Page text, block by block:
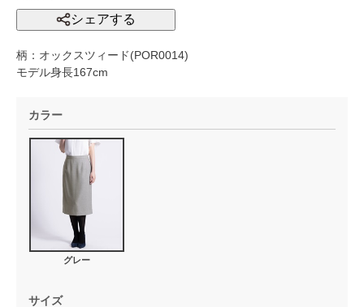
シェアする
柄：オックスツィード(POR0014)
モデル身長167cm
カラー
グレー
サイズ